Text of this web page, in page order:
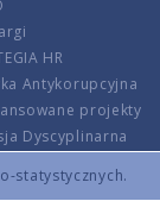
statystycznych.
HR
Antykorupcyjna
projekty
Dyscyplinarna
opłat